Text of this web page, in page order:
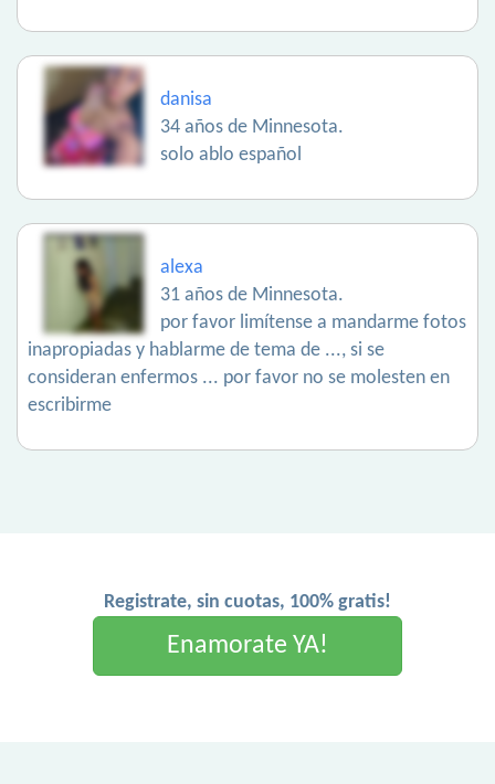
danisa
34 años de Minnesota.
solo ablo español
alexa
31 años de Minnesota.
por favor limítense a mandarme fotos
inapropiadas y hablarme de tema de ..., si se
consideran enfermos ... por favor no se molesten en
escribirme
Registrate, sin cuotas, 100% gratis!
Enamorate YA!